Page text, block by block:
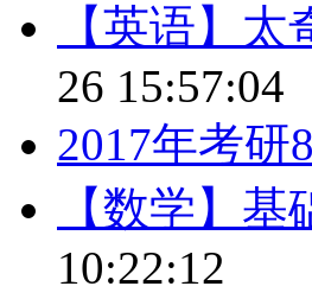
【英语】
26 15:57:04
2017年考研
【数学】
10:22:12